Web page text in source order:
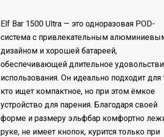
Elf Bar 1500 Ultra — это одноразовая POD-
система с привлекательным
дизайном и хорошей батареей,
обеспечивающей длительное
использования. Он идеально подходит для
кто ищет компактное, но при этом ёмкое
устройство для парения. Благодаря своей
форме и размеру эльфбар комфортно
руке, не имеет кнопок, курится только при